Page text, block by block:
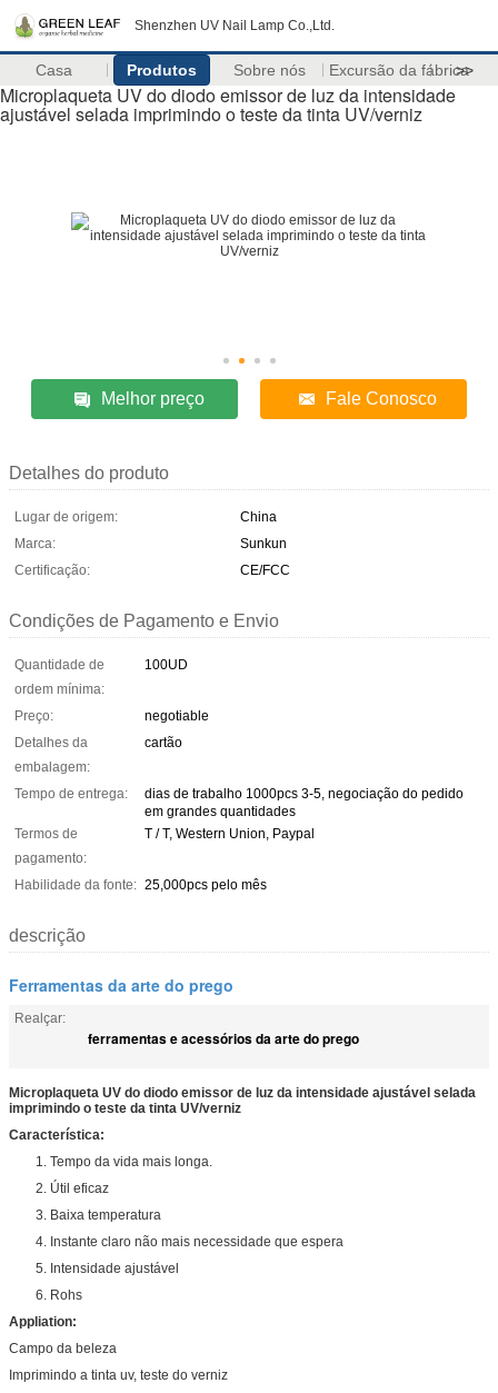
Shenzhen UV Nail Lamp Co.,Ltd.
Casa Produtos Sobre nós Excursão da fábrica
>>
Microplaqueta UV do diodo emissor de luz da intensidade
ajustável selada imprimindo o teste da tinta UV/verniz
Melhor preço Fale Conosco
Detalhes do produto
Lugar de origem:
China
Marca:
Sunkun
Certificação:
CE/FCC
Condições de Pagamento e Envio
Quantidade de
ordem mínima:
100UD
Preço:
negotiable
Detalhes da
embalagem:
cartão
Tempo de entrega:
dias de trabalho 1000pcs 3-5, negociação do pedido
em grandes quantidades
Termos de
pagamento:
T / T, Western Union, Paypal
Habilidade da fonte: 25,000pcs pelo mês
descrição
Ferramentas da arte do prego
Realçar:
ferramentas e acessórios da arte do prego
Microplaqueta UV do diodo emissor de luz da intensidade ajustável selada
imprimindo o teste da tinta UV/verniz
Característica:
1. Tempo da vida mais longa.
2. Útil eficaz
3. Baixa temperatura
4. Instante claro não mais necessidade que espera
5. Intensidade ajustável
6. Rohs
Appliation:
Campo da beleza
Imprimindo a tinta uv, teste do verniz